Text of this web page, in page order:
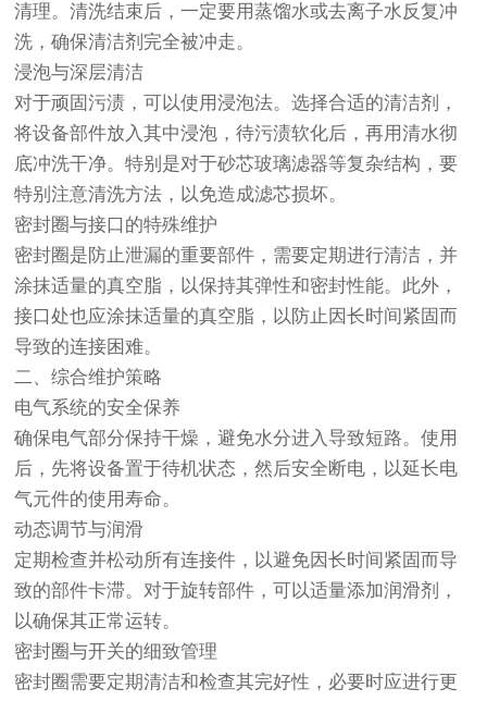
清理。清洗结束后，一定要用蒸馏水或去离子水反复冲
洗，确保清洁剂完全被冲走。
浸泡与深层清洁
对于顽固污渍，可以使用浸泡法。选择合适的清洁剂，
将设备部件放入其中浸泡，待污渍软化后，再用清水彻
底冲洗干净。特别是对于砂芯玻璃滤器等复杂结构，要
特别注意清洗方法，以免造成滤芯损坏。
密封圈与接口的特殊维护
密封圈是防止泄漏的重要部件，需要定期进行清洁，并
涂抹适量的真空脂，以保持其弹性和密封性能。此外，
接口处也应涂抹适量的真空脂，以防止因长时间紧固而
导致的连接困难。
二、综合维护策略
电气系统的安全保养
确保电气部分保持干燥，避免水分进入导致短路。使用
后，先将设备置于待机状态，然后安全断电，以延长电
气元件的使用寿命。
动态调节与润滑
定期检查并松动所有连接件，以避免因长时间紧固而导
致的部件卡滞。对于旋转部件，可以适量添加润滑剂，
以确保其正常运转。
密封圈与开关的细致管理
密封圈需要定期清洁和检查其完好性，必要时应进行更